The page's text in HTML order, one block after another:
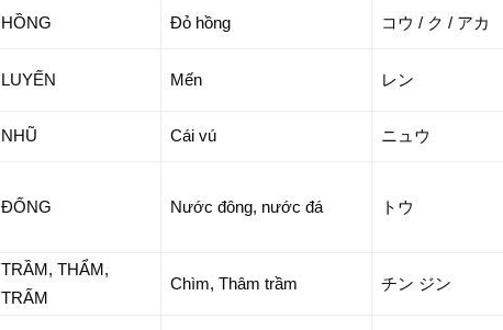
HỒNG Đỏ hồng コウ / ク / アカ
LUYẾN Mến レン
NHŨ Cái vú ニュウ
ĐỐNG Nước đông, nước đá トウ
TRẦM, THẨM,
TRẤM
Chìm, Thâm trầm チン ジン